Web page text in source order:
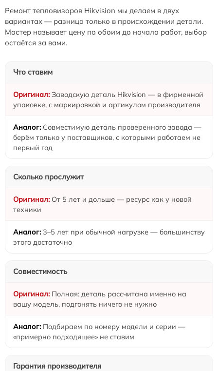
Ремонт тепловизоров Hikvision мы делаем в двух
вариантах — разница только в происхождении детали.
Мастер называет цену по обоим до начала работ, выбор
остаётся за вами.
Что ставим
Заводскую деталь Hikvision — в фирменной
упаковке, с маркировкой и артикулом производителя
Совместимую деталь проверенного завода —
берём только у поставщиков, с которыми работаем не
первый год
Сколько прослужит
От 5 лет и дольше — ресурс как у новой
техники
3–5 лет при обычной нагрузке — большинству
этого достаточно
Совместимость
Полная: деталь рассчитана именно на
вашу модель, подгонять ничего не нужно
Подбираем по номеру модели и серии —
«примерно подходящее» не ставим
Гарантия производителя